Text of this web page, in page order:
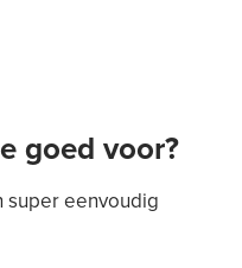
goed voor?
super eenvoudig